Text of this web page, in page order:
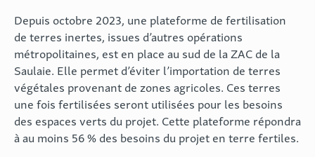
Depuis octobre 2023, une plateforme de fertilisation
de terres inertes, issues d’autres opérations
métropolitaines, est en place au sud de la ZAC de la
Saulaie. Elle permet d’éviter l’importation de terres
végétales provenant de zones agricoles. Ces terres
une fois fertilisées seront utilisées pour les besoins
des espaces verts du projet. Cette plateforme répondra
à au moins 56 % des besoins du projet en terre fertiles.